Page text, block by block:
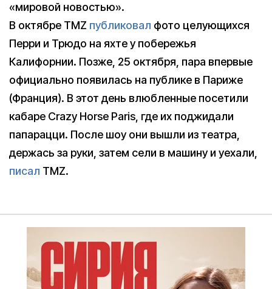
«мировой новостью».
В октябре TMZ публиковал фото целующихся
Перри и Трюдо на яхте у побережья
Калифорнии. Позже, 25 октября, пара впервые
официально появилась на публике в Париже
(Франция). В этот день влюбленные посетили
кабаре Crazy Horse Paris, где их поджидали
папарацци. После шоу они вышли из театра,
держась за руки, затем сели в машину и уехали,
писал TMZ.